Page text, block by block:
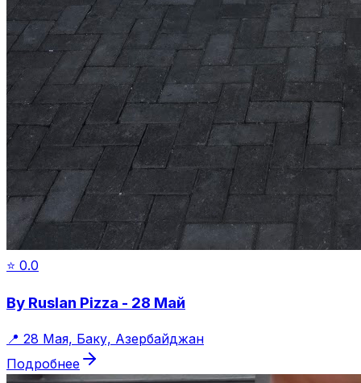
⭐ 0.0
By Ruslan Pizza - 28 Май
📍 28 Мая, Баку, Азербайджан
Подробнее